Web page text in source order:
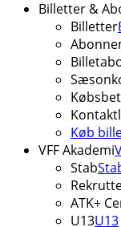
Billetter &
Billetter
Køb
VFF Akademi
Stab
ATK+
U13U13